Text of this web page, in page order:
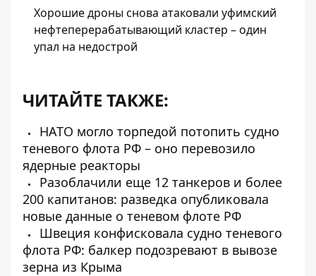
Хорошие дроны снова атаковали уфимский
нефтеперерабатывающий кластер – один
упал на недострой
ЧИТАЙТЕ ТАКЖЕ:
НАТО могло торпедой потопить судно
теневого флота РФ – оно перевозило
ядерные реакторы
Разоблачили еще 12 танкеров и более
200 капитанов: разведка опубликовала
новые данные о теневом флоте РФ
Швеция конфисковала судно теневого
флота РФ: балкер подозревают в вывозе
зерна из Крыма